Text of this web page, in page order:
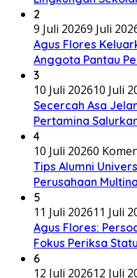
2
9 Juli 20269 Juli
Agus Flores
Anggota Pantau
3
10 Juli 202610 Juli
Secercah Asa
Pertamina
4
10 Juli 20260
Tips Alumni
Perusahaan
5
11 Juli 202611 Juli
Agus Flores:
Fokus Periksa
6
12 Juli 202612 Juli